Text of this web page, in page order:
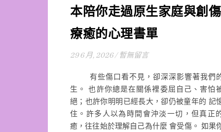
本陪你走過原生家庭與創傷
療癒的心理書單
29 6 月, 2026 / 暫無留言
有些傷口看不見，卻深深影響著我們
生。 也許你總是在關係裡委屈自己、害怕
絕；也許你明明已經長大，卻仍被童年的 記
住。許多人以為時間會沖淡一切，但真正
癒，往往始於理解自己為什麼 會受傷。 如果